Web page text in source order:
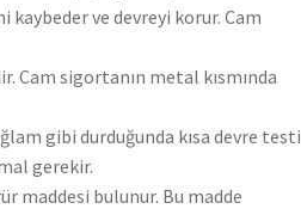
ve devreyi korur. Cam
Cam sigortanın metal kısmında
gibi durduğunda kısa devre testi
gerekir.
maddesi bulunur. Bu madde